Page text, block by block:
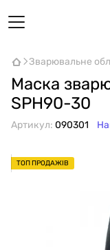
Зварювальне
Маска
SPH90-30
Артикул: 090301
ТОП ПРОДАЖІВ